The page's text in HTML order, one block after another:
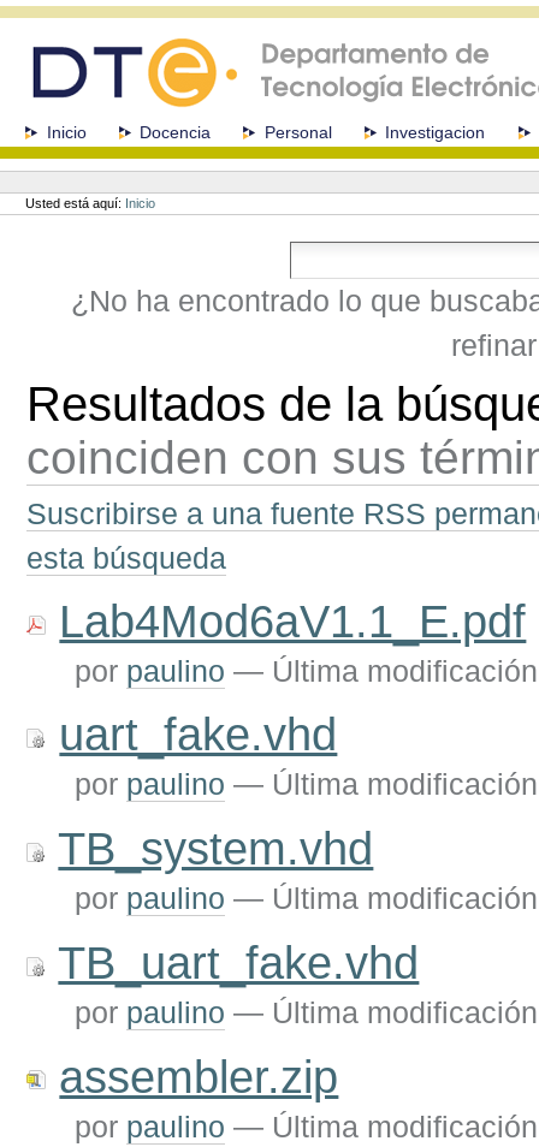
navegación
SeccionesInicio Docencia Personal Investigacion
Herramientas
Personales
Usted está aquí: Inicio
¿No ha encontrado lo que
Resultados de la
coinciden con sus
Suscribirse a una fuente RSS
esta búsqueda
Lab4Mod6aV1.1_E.pdf
por paulino — Última modificación
uart_fake.vhd
por paulino — Última modificación
TB_system.vhd
por paulino — Última modificación
TB_uart_fake.vhd
por paulino — Última modificación
assembler.zip
por paulino — Última modificación